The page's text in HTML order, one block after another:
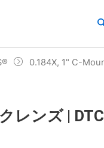
0.184X, 1" C-
レンズ |